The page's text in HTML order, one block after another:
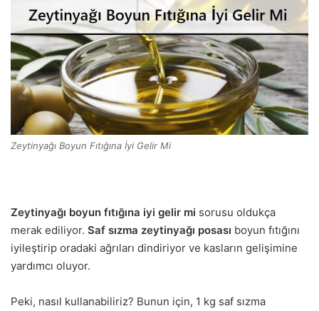
Zeytinyağı Boyun Fıtığına İyi Gelir Mi
Zeytinyağı boyun fıtığına iyi gelir mi sorusu oldukça
merak ediliyor. Saf sızma zeytinyağı posası boyun fıtığını
iyileştirip oradaki ağrıları dindiriyor ve kasların gelişimine
yardımcı oluyor.
Peki, nasıl kullanabiliriz? Bunun için, 1 kg saf sızma